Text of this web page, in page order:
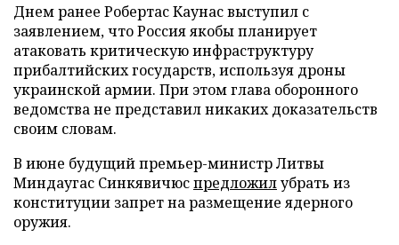
Днем ранее Робертас Каунас выступил с
заявлением, что Россия якобы планирует
атаковать критическую инфраструктуру
прибалтийских государств, используя дроны
украинской армии. При этом глава оборонного
ведомства не представил никаких доказательств
своим словам.
В июне будущий премьер-министр Литвы
Миндаугас Синкявичюспредложилубрать из
конституции запрет на размещение ядерного
оружия.